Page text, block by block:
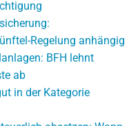
Regelung anhängig
BFH lehnt
ab
in der Kategorie